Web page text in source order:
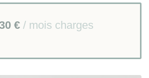
€ / mois charges